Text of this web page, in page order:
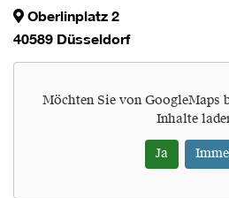
Oberlinplatz 2
40589 Düsseldorf
Möchten Sie von GoogleMaps
Inhalte
Ja